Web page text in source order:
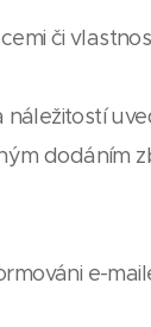
či
dodáním
e-